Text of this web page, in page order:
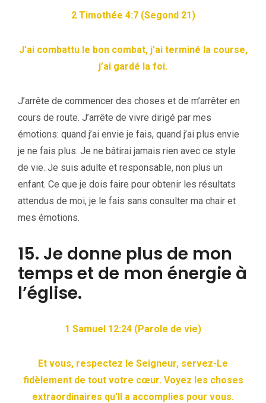
2 Timothée 4:7 (Segond 21)
J’ai combattu le bon combat, j’ai terminé la course,
j’ai gardé la foi.
J’arrête de commencer des choses et de m’arrêter en
cours de route. J’arrête de vivre dirigé par mes
émotions: quand j’ai envie je fais, quand j’ai plus envie
je ne fais plus. Je ne bâtirai jamais rien avec ce style
de vie. Je suis adulte et responsable, non plus un
enfant. Ce que je dois faire pour obtenir les résultats
attendus de moi, je le fais sans consulter ma chair et
mes émotions.
15. Je donne plus de mon
temps et de mon énergie à
l’église.
1 Samuel 12:24 (Parole de vie)
Et vous, respectez le Seigneur, servez-Le
fidèlement de tout votre cœur. Voyez les choses
extraordinaires qu’Il a accomplies pour vous.